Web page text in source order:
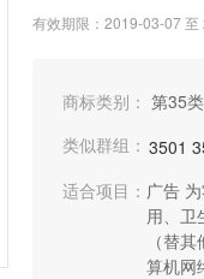
有效期限：2019-03-07
商标类别： 第35
类似群组： 3501
适合项目： 广告
用、卫
（替
算机网